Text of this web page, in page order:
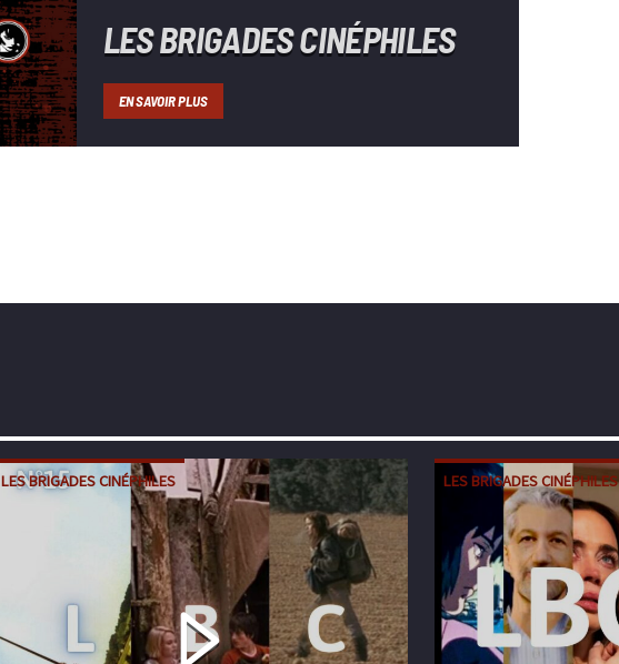
LES BRIGADES CINÉPHILES
EN SAVOIR PLUS
LES BRIGADES CINÉPHILES LES BRIGADES CINÉPHILES